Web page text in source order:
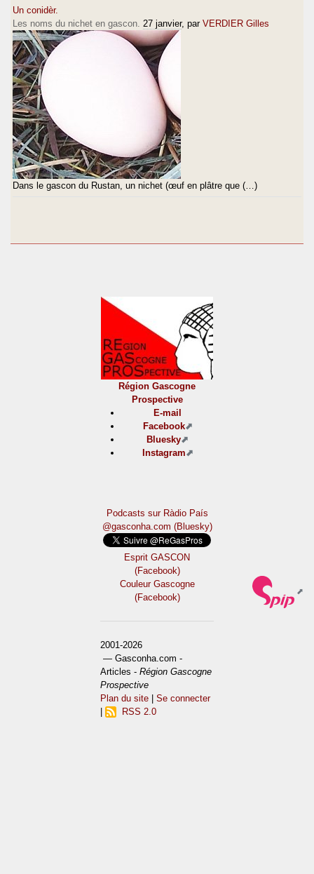
Un conidèr.
Les noms du nichet en gascon. 27 janvier, par VERDIER Gilles
Dans le gascon du Rustan, un nichet (œuf en plâtre que (…)
Région Gascogne
Prospective
E-mail
Facebook
Bluesky
Instagram
Podcasts sur Ràdio País
@gasconha.com (Bluesky)
Esprit GASCON
(Facebook)
Couleur Gascogne
(Facebook)
2001-2026
— Gasconha.com -
Articles -Région Gascogne
Prospective
Plan du site |Se connecter
RSS 2.0